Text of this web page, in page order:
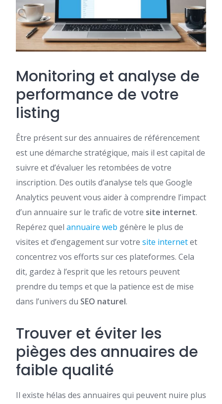
Monitoring et analyse de
performance de votre
listing
Être présent sur des annuaires de référencement
est une démarche stratégique, mais il est capital de
suivre et d’évaluer les retombées de votre
inscription. Des outils d’analyse tels que Google
Analytics peuvent vous aider à comprendre l’impact
d’un annuaire sur le trafic de votre site internet.
Repérez quel annuaire web génère le plus de
visites et d’engagement sur votre site internetet
concentrez vos efforts sur ces plateformes. Cela
dit, gardez à l’esprit que les retours peuvent
prendre du temps et que la patience est de mise
dans l’univers du SEO naturel.
Trouver et éviter les
pièges des annuaires de
faible qualité
Il existe hélas des annuaires qui peuvent nuire plus